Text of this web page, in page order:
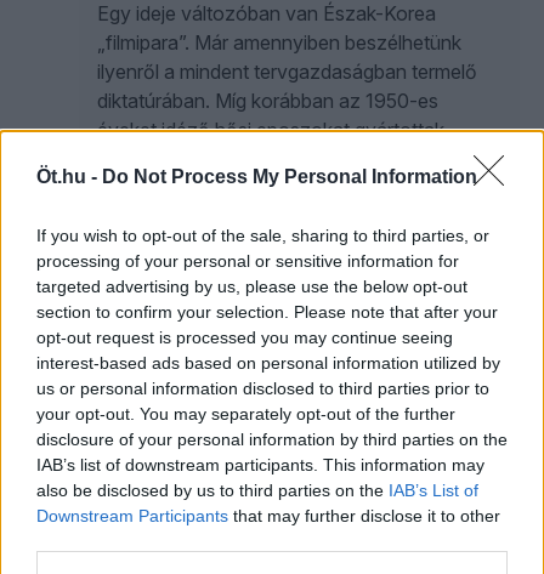
Öt.hu - Do Not Process My Personal Information
If you wish to opt-out of the sale, sharing to third parties, or
processing of your personal or sensitive information for
targeted advertising by us, please use the below opt-out
section to confirm your selection. Please note that after your
opt-out request is processed you may continue seeing
interest-based ads based on personal information utilized by
us or personal information disclosed to third parties prior to
your opt-out. You may separately opt-out of the further
disclosure of your personal information by third parties on the
IAB’s list of downstream participants. This information may
also be disclosed by us to third parties on the IAB’s List of
Downstream Participants that may further disclose it to other
Egy ideje változóban van Észak-Korea
„filmipara”. Már amennyiben beszélhetünk
ilyenről a mindent tervgazdaságban termelő
diktatúrában. Míg korábban az 1950-es
éveket idéző hősi eposzokat gyártottak,
fekete-fehér karakterekkel, ma már a Kádár-
kori magyar „kritikus” művekre emlékeztető
SASVÁRI PÉTER
Szimbolikusan és a valóságban is
lefejezik a gall kakast a nyugat-afrikai
„puccsövezet” országaiban
Nyugat-Afrikában „puccsövezet” alakult ki,
miután katonatisztek több, egymással
határos országban is eltávolították a főleg
franciabarát politikai vezetést. Most